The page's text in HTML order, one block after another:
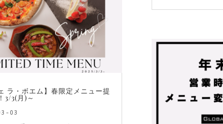
ラ・ボエム】春限定メニュー提
3/3(月)～
03